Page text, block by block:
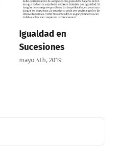
Igualdad en
Sucesiones
mayo 4th, 2019